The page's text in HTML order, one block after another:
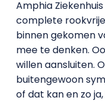
Amphia
complete
binnen gekomen
mee te denken.
willen aansluiten.
buitengewoon
of dat kan en zo ja,